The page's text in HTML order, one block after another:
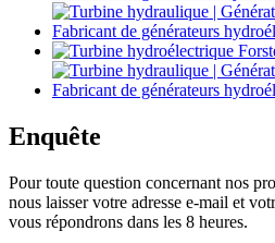
Enquête
Pour toute question concernant nos
nous laisser votre adresse e-mail et
vous répondrons dans les 8 heures.